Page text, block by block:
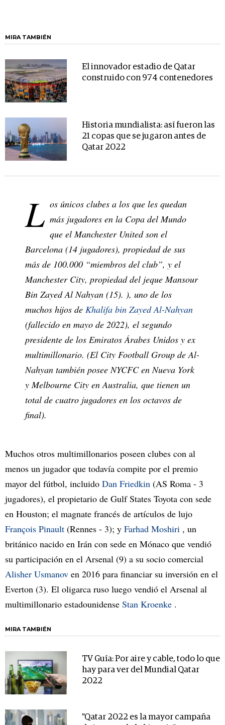
MIRA TAMBIÉN
El innovador estadio de Qatar
construido con 974 contenedores
Historia mundialista: así fueron las
21 copas que se jugaron antes de
Qatar 2022
L os únicos clubes a los que les quedan
más jugadores en la Copa del Mundo
que el Manchester United son el
Barcelona (14 jugadores), propiedad de sus
más de 100.000 “miembros del club”, y el
Manchester City, propiedad del jeque Mansour
Bin Zayed Al Nahyan (15). ), uno de los
muchos hijos de Khalifa bin Zayed Al-Nahyan
(fallecido en mayo de 2022), el segundo
presidente de los Emiratos Árabes Unidos y ex
multimillonario. (El City Football Group de Al-
Nahyan también posee NYCFC en Nueva York
y Melbourne City en Australia, que tienen un
total de cuatro jugadores en los octavos de
final).
Muchos otros multimillonarios poseen clubes con al
menos un jugador que todavía compite por el premio
mayor del fútbol, incluido Dan Friedkin (AS Roma - 3
jugadores), el propietario de Gulf States Toyota con sede
en Houston; el magnate francés de artículos de lujo
François Pinault (Rennes - 3); y Farhad Moshiri , un
británico nacido en Irán con sede en Mónaco que vendió
su participación en el Arsenal (9) a su socio comercial
Alisher Usmanov en 2016 para financiar su inversión en el
Everton (3). El oligarca ruso luego vendió el Arsenal al
multimillonario estadounidense Stan Kroenke .
MIRA TAMBIÉN
TV Guía: Por aire y cable, todo lo que
hay para ver del Mundial Qatar
2022
"Qatar 2022 es la mayor campaña